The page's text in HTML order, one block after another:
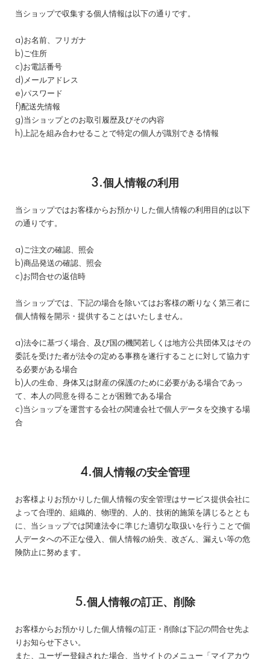
当ショップで収集する個人情報は以下の通りです。
a)お名前、フリガナ
b)ご住所
c)お電話番号
d)メールアドレス
e)パスワード
f)配送先情報
g)当ショップとのお取引履歴及びその内容
h)上記を組み合わせることで特定の個人が識別できる情報
3.個人情報の利用
当ショップではお客様からお預かりした個人情報の利用目的は以下
の通りです。
a)ご注文の確認、照会
b)商品発送の確認、照会
c)お問合せの返信時
当ショップでは、下記の場合を除いてはお客様の断りなく第三者に
個人情報を開示・提供することはいたしません。
a)法令に基づく場合、及び国の機関若しくは地方公共団体又はその
委託を受けた者が法令の定める事務を遂行することに対して協力す
る必要がある場合
b)人の生命、身体又は財産の保護のために必要がある場合であっ
て、本人の同意を得ることが困難である場合
c)当ショップを運営する会社の関連会社で個人データを交換する場
合
4.個人情報の安全管理
お客様よりお預かりした個人情報の安全管理はサービス提供会社に
よって合理的、組織的、物理的、人的、技術的施策を講じるととも
に、当ショップでは関連法令に準じた適切な取扱いを行うことで個
人データへの不正な侵入、個人情報の紛失、改ざん、漏えい等の危
険防止に努めます。
5.個人情報の訂正、削除
お客様からお預かりした個人情報の訂正・削除は下記の問合せ先よ
りお知らせ下さい。
また、ユーザー登録された場合、当サイトのメニュー「マイアカウ